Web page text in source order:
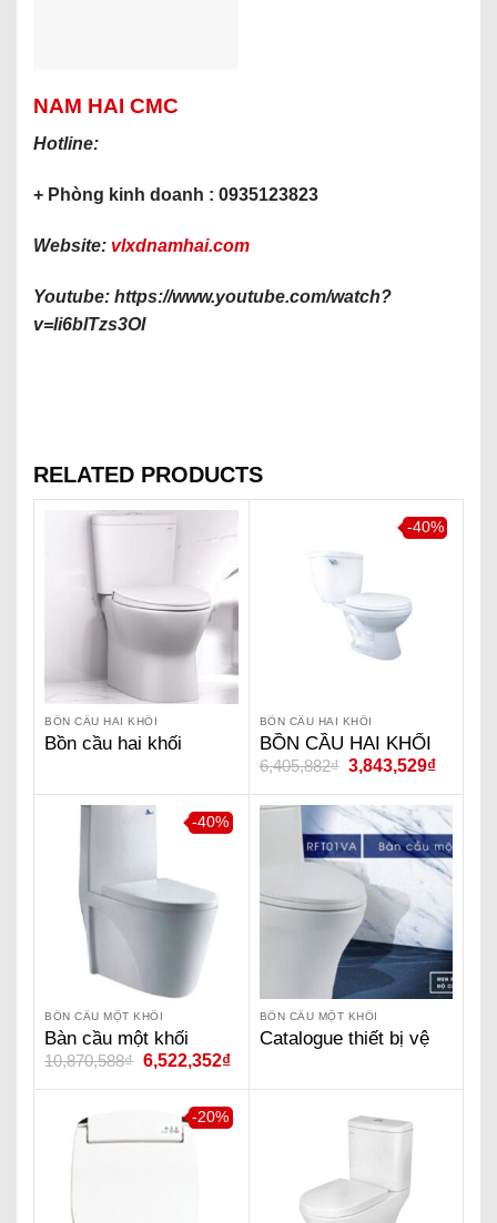
NAM HAI CMC
Hotline:
+ Phòng kinh doanh : 0935123823
Website: vlxdnamhai.com
Youtube: https://www.youtube.com/watch?
v=li6blTzs3OI
RELATED PRODUCTS
BỒN CẦU HAI KHỐI
Bồn cầu hai khối
-40%
BỒN CẦU HAI KHỐI
BỒN CẦU HAI KHỐI
ASAHI EITO – VA057S
6,405,882₫ 3,843,529₫
-40%
BỒN CẦU MỘT KHỐI
Bàn cầu một khối
Asahi Eito – AS310
10,870,588₫ 6,522,352₫
BỒN CẦU MỘT KHỐI
Catalogue thiết bị vệ
-20%